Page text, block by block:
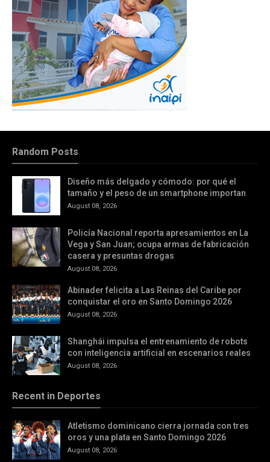
Random Posts
Diseño más delgado y cómodo: por qué el
tamaño y el peso de un smartphone importan
August 08, 2026
Policía Nacional reporta apresamientos en La
Vega y San Juan; ocupa armas de fabricación
casera y presuntas drogas
August 08, 2026
Abinader felicita a Las Reinas del Caribe por
conquistar el oro en Santo Domingo 2026
August 08, 2026
Shanghái impulsa el entrenamiento de robots
con inteligencia artificial en escenarios reales
August 08, 2026
Recent in Deportes
Atletismo dominicano cierra jornada con tres
oros y una plata en Santo Domingo 2026
August 08, 2026